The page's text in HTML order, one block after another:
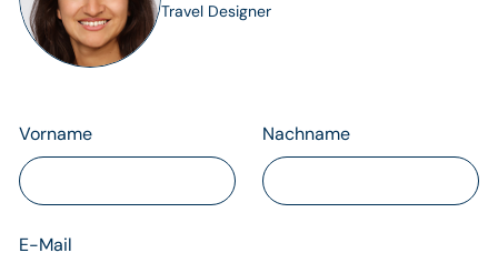
Travel Designer
Vorname Nachname
E-Mail